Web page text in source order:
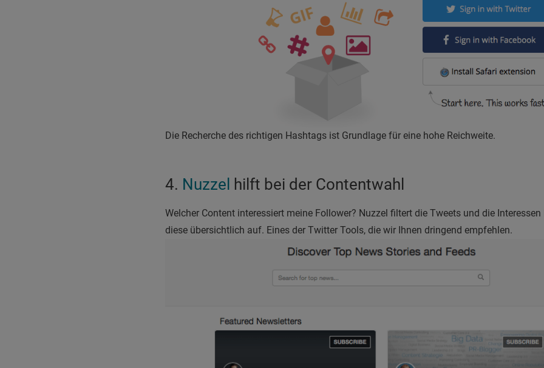
Die Recherche des richtigen Hashtags ist Grundlage für eine hohe Reichweite.
4. Nuzzel hilft bei der Contentwahl
Welcher Content interessiert meine Follower? Nuzzel filtert die Tweets und die
diese übersichtlich auf. Eines der Twitter Tools, die wir Ihnen dringend empfehlen.